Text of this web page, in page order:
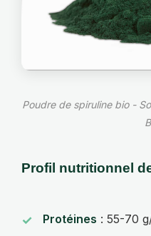
Poudre de spiruline bio -
Profil nutritionnel
Protéines : 55-70